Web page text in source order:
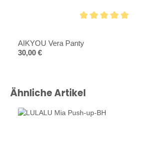
AIKYOU Vera Panty
Regulärer Preis:
30,00 €
Produktgalerie überspringen
Ähnliche Artikel